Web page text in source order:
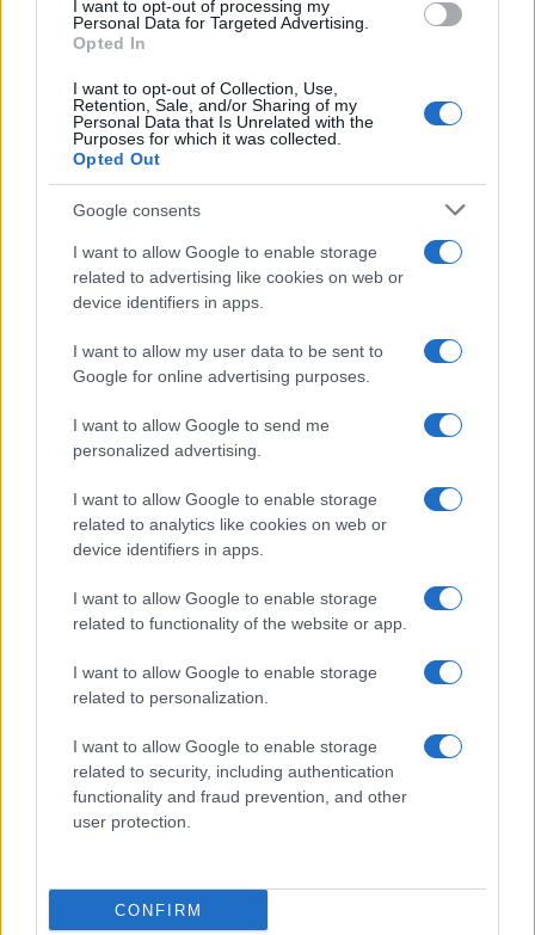
I want to opt-out of processing my
Personal Data for Targeted Advertising.
Opted In
I want to opt-out of Collection, Use,
Retention, Sale, and/or Sharing of my
Personal Data that Is Unrelated with the
Purposes for which it was collected.
Opted Out
Google consents
I want to allow Google to enable storage
related to advertising like cookies on web or
device identifiers in apps.
I want to allow my user data to be sent to
Google for online advertising purposes.
I want to allow Google to send me
personalized advertising.
I want to allow Google to enable storage
related to analytics like cookies on web or
device identifiers in apps.
I want to allow Google to enable storage
related to functionality of the website or app.
I want to allow Google to enable storage
related to personalization.
I want to allow Google to enable storage
related to security, including authentication
functionality and fraud prevention, and other
user protection.
CONFIRM
stagione l’infortunio a inizio febbraio che lo
terrà fuori fino a marzo.
AUTORE
Redazione Sportmagazine
Continua a leggere